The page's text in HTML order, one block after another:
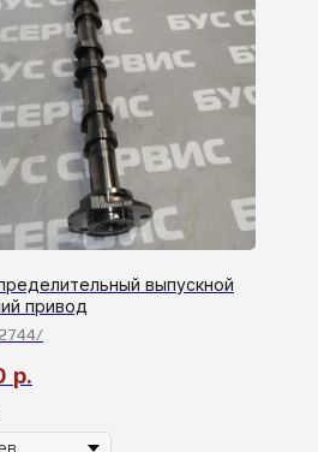
выпускной
привод
р.